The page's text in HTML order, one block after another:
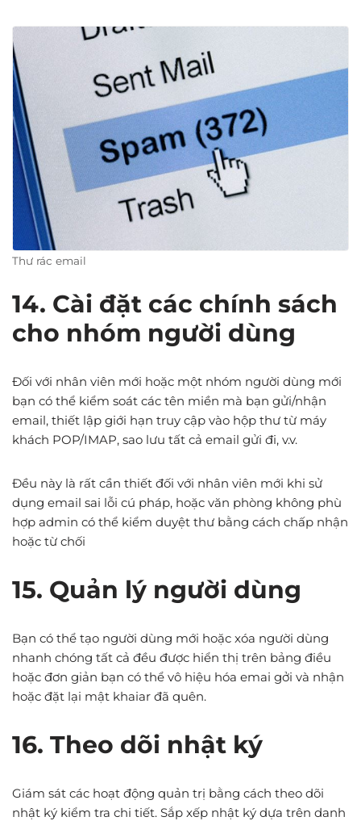
Thư rác email
14. Cài đặt các chính sách
cho nhóm người dùng
Đối với nhân viên mới hoặc một nhóm người dùng mới
bạn có thể kiểm soát các tên miền mà bạn gửi/nhận
email, thiết lập giới hạn truy cập vào hộp thư từ máy
khách POP/IMAP, sao lưu tất cả email gửi đi, v.v.
Đều này là rất cần thiết đối với nhân viên mới khi sử
dụng email sai lỗi cú pháp, hoặc văn phòng không phù
hợp admin có thể kiểm duyệt thư bằng cách chấp nhận
hoặc từ chối
15. Quản lý người dùng
Bạn có thể tạo người dùng mới hoặc xóa người dùng
nhanh chóng tất cả đều được hiển thị trên bảng điều
hoặc đơn giản bạn có thể vô hiệu hóa emai gởi và nhận
hoặc đặt lại mật khaiar đã quên.
16. Theo dõi nhật ký
Giám sát các hoạt động quản trị bằng cách theo dõi
nhật ký kiểm tra chi tiết. Sắp xếp nhật ký dựa trên danh